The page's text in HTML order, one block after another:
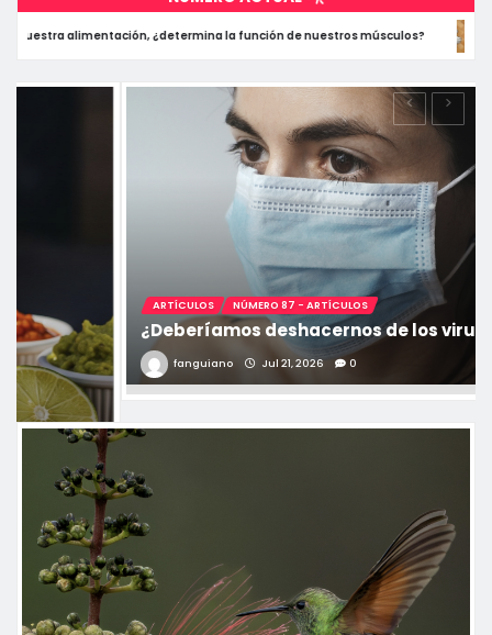
de nuestros músculos? Dietas crudas para mascotas, ¿riesgo
NÚMERO 87 - ARTÍCULOS
Los riesgos de los «lupitos» en México: el lobo
fino de Guadalupe
fanguiano Jul 21, 2026 0